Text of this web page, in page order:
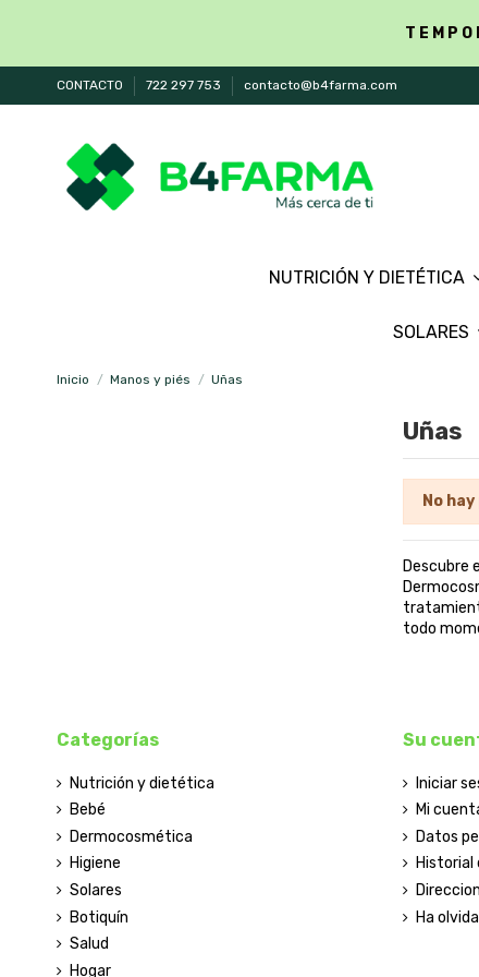
CONTACTO 722 297 753 contacto@b4farma.com
NUTRICIÓN Y DIETÉTICA
SOLARES
Inicio Manos y piés Uñas
Uñas
No
Descubre
todo
Categorías
Nutrición y dietética
Bebé
Dermocosmética
Higiene
Solares
Botiquín
Salud
Hogar
Su
Iniciar
Mi
Datos
Historial
Ha